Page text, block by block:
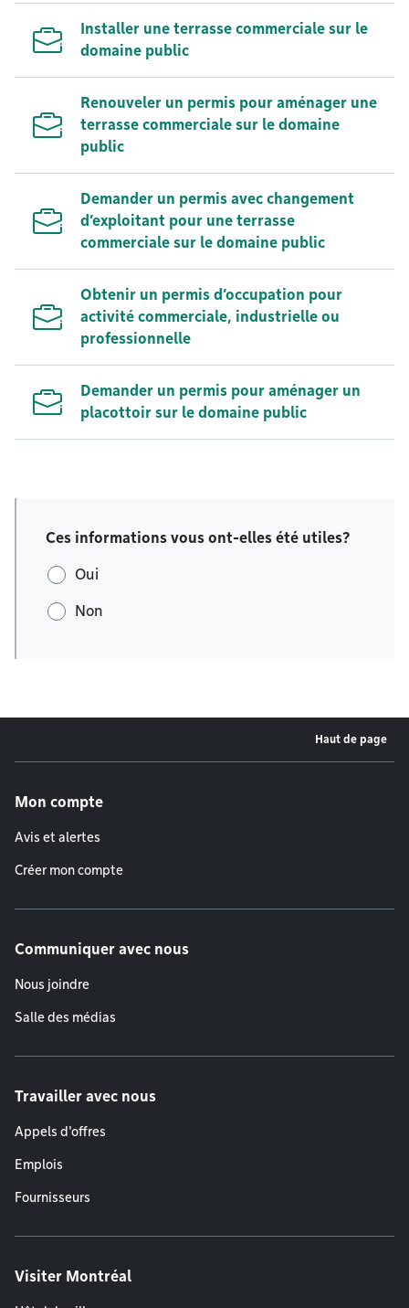
Installer une terrasse commerciale sur le
domaine public
Renouveler un permis pour aménager une
terrasse commerciale sur le domaine
public
Demander un permis avec changement
d’exploitant pour une terrasse
commerciale sur le domaine public
Obtenir un permis d’occupation pour
activité commerciale, industrielle ou
professionnelle
Demander un permis pour aménager un
placottoir sur le domaine public
Ces informations vous ont-elles été utiles?
Oui
Non
Haut de page
Mon compte
Avis et alertes
Créer mon compte
Communiquer avec nous
Nous joindre
Salle des médias
Travailler avec nous
Appels d'offres
Emplois
Fournisseurs
Visiter Montréal